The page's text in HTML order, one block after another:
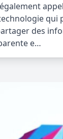
qui
des
e…